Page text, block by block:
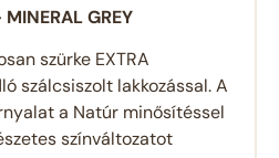
GREY
szürke EXTRA
szálcsiszolt lakkozással. A
a Natúr minősítéssel
színváltozatot